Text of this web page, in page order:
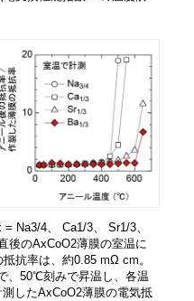
Na3/4、 Ca1/3、 Sr1/3、
後のAxCoO2薄膜の室温に
抗率は、約0.85 mΩ cm。
、50℃刻みで昇温し、各温
したAxCoO2薄膜の電気抵